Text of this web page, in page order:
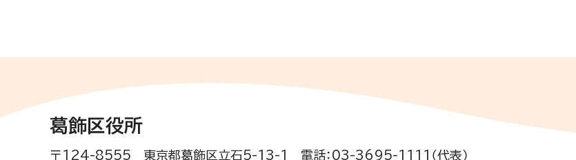
葛飾区役所
〒124-8555 東京都葛飾区立石5-13-1 電話：03-3695-1111（代表）